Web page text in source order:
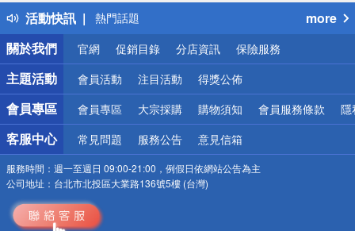
活動快訊
熱門話題
銀行優惠
偏遠地區配送
詐騙網頁！請小心！
more
關於我們
官網 促銷目錄 分店資訊 保險服務
主題活動 會員活動 注目活動 得獎公佈
會員專區 會員專區 大宗採購 購物須知 會員服務條款 隱
客服中心 常見問題 服務公告 意見信箱
服務時間： 週一至週日 09:00-21:00，例假日依網站公告為主
公司地址： 台北市北投區大業路136號5樓 (台灣)